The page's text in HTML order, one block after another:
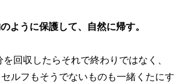
ように保護して、自然に帰す。
回収したらそれで終わりではなく、
ルフもそうでないものも一緒くたにす